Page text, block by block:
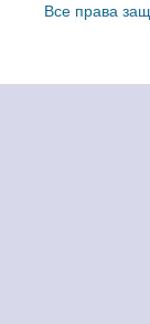
Все права